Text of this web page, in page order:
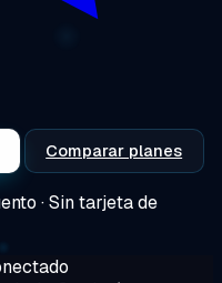
Comparar planes
· Sin tarjeta de